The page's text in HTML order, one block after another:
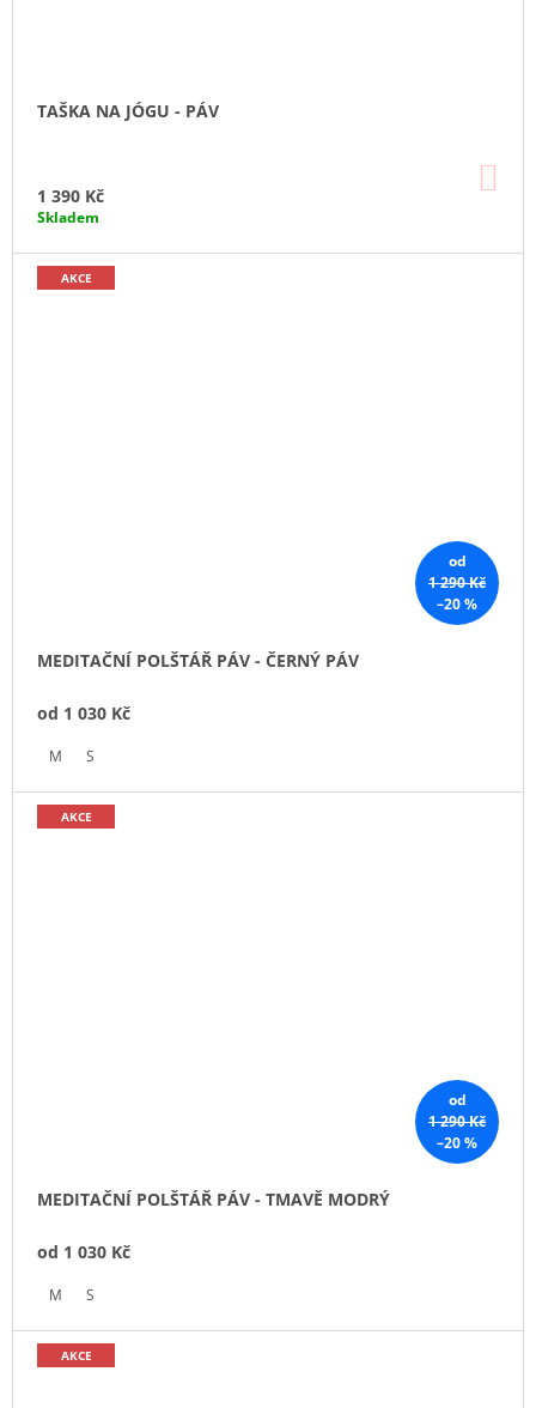
TAŠKA NA JÓGU - PÁV
1 390 Kč
Skladem
od
1 290 Kč
–20 %
AKCE
MEDITAČNÍ POLŠTÁŘ PÁV - ČERNÝ PÁV
od 1 030 Kč
M S
od
1 290 Kč
–20 %
AKCE
MEDITAČNÍ POLŠTÁŘ PÁV - TMAVĚ MODRÝ
od 1 030 Kč
M S
AKCE